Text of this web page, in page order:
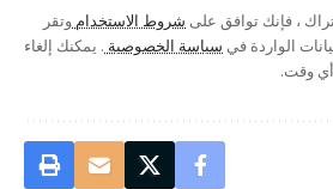
، فإنك توافق على شروط الاستخدام وتقر
الواردة في سياسة الخصوصية . يمكنك إلغاء
وقت.